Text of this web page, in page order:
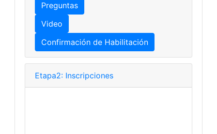
Preguntas
Video
Confirmación de Habilitación
Etapa2: Inscripciones